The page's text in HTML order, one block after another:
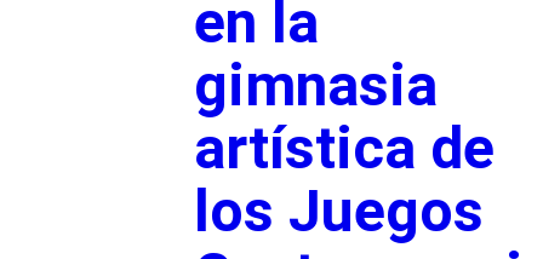
en la
gimnasia
artística de
los Juegos